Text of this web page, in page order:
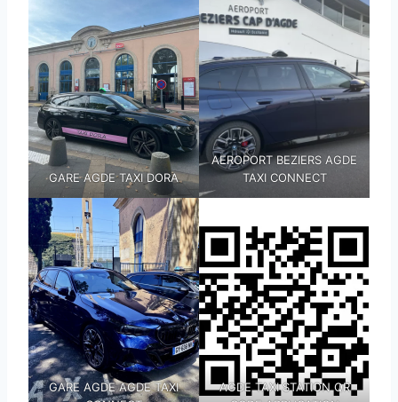
GARE AGDE TAXI DORA
AEROPORT BEZIERS AGDE
TAXI CONNECT
GARE AGDE AGDE TAXI
AGDE TAXI STATION QR